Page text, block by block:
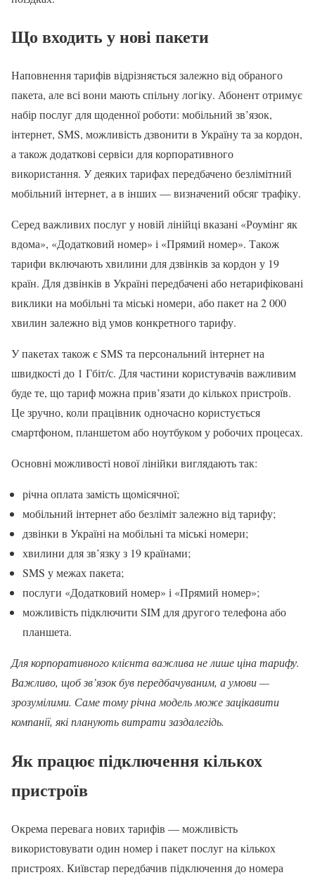
Що входить у нові пакети
Наповнення тарифів відрізняється залежно від обраного
пакета, але всі вони мають спільну логіку. Абонент отримує
набір послуг для щоденної роботи: мобільний зв’язок,
інтернет, SMS, можливість дзвонити в Україну та за кордон,
а також додаткові сервіси для корпоративного
використання. У деяких тарифах передбачено безлімітний
мобільний інтернет, а в інших — визначений обсяг трафіку.
Серед важливих послуг у новій лінійці вказані «Роумінг як
вдома», «Додатковий номер» і «Прямий номер». Також
тарифи включають хвилини для дзвінків за кордон у 19
країн. Для дзвінків в Україні передбачені або нетарифіковані
виклики на мобільні та міські номери, або пакет на 2 000
хвилин залежно від умов конкретного тарифу.
У пакетах також є SMS та персональний інтернет на
швидкості до 1 Гбіт/с. Для частини користувачів важливим
буде те, що тариф можна прив’язати до кількох пристроїв.
Це зручно, коли працівник одночасно користується
смартфоном, планшетом або ноутбуком у робочих процесах.
Основні можливості нової лінійки виглядають так:
річна оплата замість щомісячної;
мобільний інтернет або безліміт залежно від тарифу;
дзвінки в Україні на мобільні та міські номери;
хвилини для зв’язку з 19 країнами;
SMS у межах пакета;
послуги «Додатковий номер» і «Прямий номер»;
можливість підключити SIM для другого телефона або
планшета.
Для корпоративного клієнта важлива не лише ціна тарифу.
Важливо, щоб зв’язок був передбачуваним, а умови —
зрозумілими. Саме тому річна модель може зацікавити
компанії, які планують витрати заздалегідь.
Як працює підключення кількох
пристроїв
Окрема перевага нових тарифів — можливість
використовувати один номер і пакет послуг на кількох
пристроях. Київстар передбачив підключення до номера